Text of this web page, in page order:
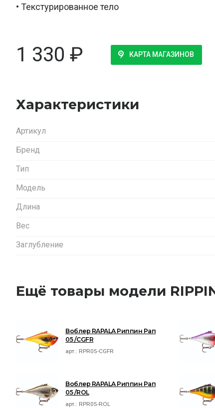
• Текстурированное тело
1 330 ₽ КАРТА МАГАЗИНОВ
Характеристики
Артикул
Бренд
Тип
Модель
Длина
Вес
Заглубление
Ещё товары модели
Воблер RAPALA Риппин Рап
05 /CGFR
арт.: RPR05-CGFR
Воблер RAPALA Риппин Рап
05 /ROL
арт.: RPR05-ROL